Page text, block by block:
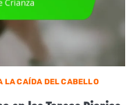
LA CAÍDA DEL CABELLO